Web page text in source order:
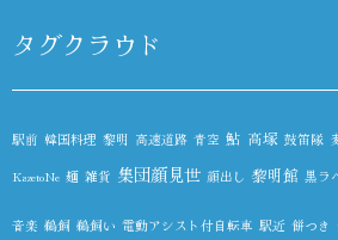
タグクラウド
駅前 韓国料理 黎明 高速道路 青空 鮎 高塚 鼓笛隊
KazetoNe 麺 雑貨 集団顔見世 顔出し 黎明館 黒ラ
音楽 鵜飼 鵜飼い 電動アシスト付自転車 駅近 餅つき